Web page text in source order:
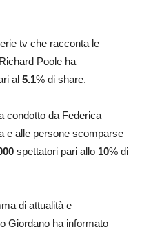
tv che racconta le
Poole ha
al 5.1% di share.
condotto da Federica
e alle persone scomparse
spettatori pari allo 10% di
di attualità e
Giordano ha informato